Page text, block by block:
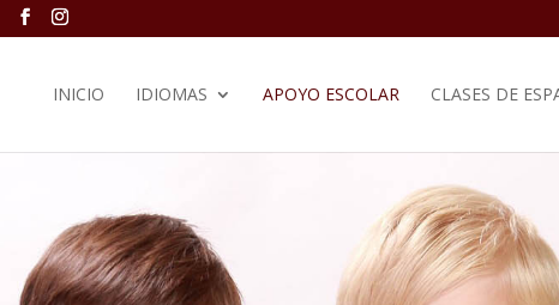
INICIO IDIOMAS APOYO ESCOLAR CLASES DE